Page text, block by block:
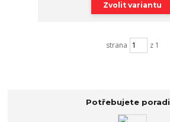
Zvolit variantu
strana z 1
Potřebujete